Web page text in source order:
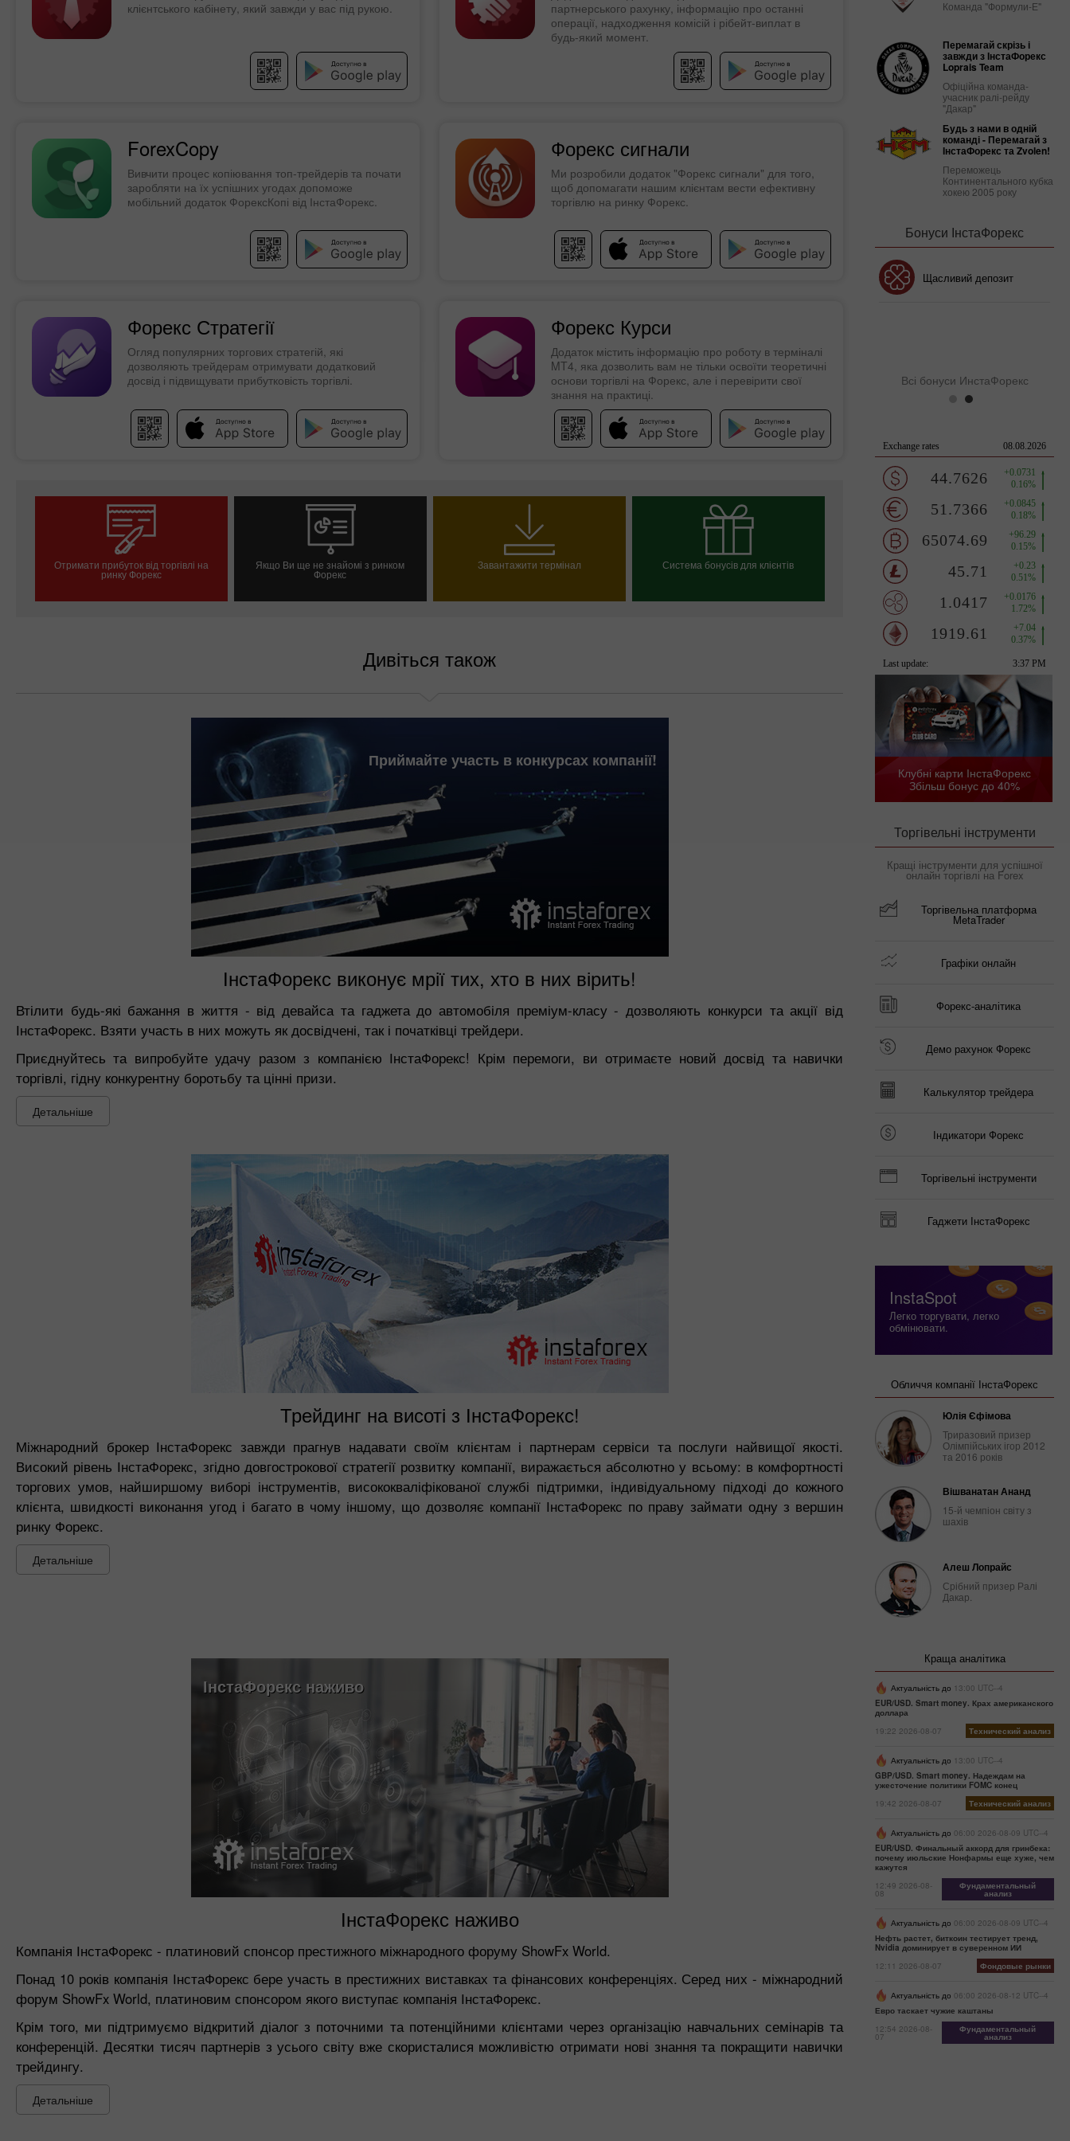
клієнтського кабінету, який завжди у вас під рукою.
партнерського рахунку, інформацію про останні
операції, надходження комісій і рібейт-виплат в
будь-який момент.
ForexCopy
Вивчити процес копіювання топ-трейдерів та почати
заробляти на їх успішних угодах допоможе
мобільний додаток ФорексКопі від ІнстаФорекс.
Форекс сигнали
Ми розробили додаток "Форекс сигнали" для того,
щоб допомагати нашим клієнтам вести ефективну
торгівлю на ринку Форекс.
Форекс Стратегії
Огляд популярних торгових стратегій, які
дозволяють трейдерам отримувати додатковий
досвід і підвищувати прибутковість торгівлі.
Форекс Курси
Додаток містить інформацію про роботу в терміналі
MT4, яка дозволить вам не тільки освоїти теоретичні
основи торгівлі на Форекс, але і перевірити свої
знання на практиці.
Отримати прибуток від торгівлі на
ринку Форекс
Якщо Ви ще не знайомі з ринком
Форекс
Завантажити термінал Система бонусів для клієнтів
Дивіться також
Приймайте участь в конкурсах компанії!
ІнстаФорекс виконує мрії тих, хто в них вірить!
Втілити будь-які бажання в життя - від девайса та гаджета до автомобіля преміум-класу - дозволяють конкурси та акції від
ІнстаФорекс. Взяти участь в них можуть як досвідчені, так і початківці трейдери.
Приєднуйтесь та випробуйте удачу разом з компанією ІнстаФорекс! Крім перемоги, ви отримаєте новий досвід та навички
торгівлі, гідну конкурентну боротьбу та цінні призи.
Детальніше
Трейдинг на висоті з ІнстаФорекс!
Міжнародний брокер ІнстаФорекс завжди прагнув надавати своїм клієнтам і партнерам сервіси та послуги найвищої якості.
Високий рівень ІнстаФорекс, згідно довгострокової стратегії розвитку компанії, виражається абсолютно у всьому: в комфортності
торгових умов, найширшому виборі інструментів, висококваліфікованої службі підтримки, індивідуальному підході до кожного
клієнта, швидкості виконання угод і багато в чому іншому, що дозволяє компанії ІнстаФорекс по праву займати одну з вершин
ринку Форекс.
Детальніше
ІнстаФорекс наживо
ІнстаФорекс наживо
Компанія ІнстаФорекс - платиновий спонсор престижного міжнародного форуму ShowFx World.
Понад 10 років компанія ІнстаФорекс бере участь в престижних виставках та фінансових конференціях. Серед них - міжнародний
форум ShowFx World, платиновим спонсором якого виступає компанія ІнстаФорекс.
Крім того, ми підтримуємо відкритий діалог з поточними та потенційними клієнтами через організацію навчальних семінарів та
конференцій. Десятки тисяч партнерів з усього світу вже скористалися можливістю отримати нові знання та покращити навички
трейдингу.
Детальніше
Команда "Формули-Е"
Перемагай скрізь і
завжди з ІнстаФорекс
Loprais Team
Офіційна команда-
учасник ралі-рейду
"Дакар"
Будь з нами в одній
команді - Перемагай з
ІнстаФорекс та Zvolen!
Переможець
Континентального кубка
хокею 2005 року
Бонуси ІнстаФорекс
Клубний бонус
Щасливий депозит
Всі бонуси ИнстаФорекс
Клубні карти ІнстаФорекс
Збільш бонус до 40%
Торгівельні інструменти
Кращі інструменти для успішної
онлайн торгівлі на Forex
Торгівельна платформа
MetaTrader
Графіки онлайн
Форекс-аналітика
Демо рахунок Форекс
Калькулятор трейдера
Індикатори Форекс
Торгівельні інструменти
Гаджети ІнстаФорекс
InstaSpot
Легко торгувати, легко
обмінювати.
Обличчя компанії ІнстаФорекс
Юлія Єфімова
Триразовий призер
Олімпійських ігор 2012
та 2016 років
Вішванатан Ананд
15-й чемпіон світу з
шахів
Алеш Лопрайс
Срібний призер Ралі
Дакар.
Краща аналітика
Актуальність до 13:00 UTC--4
EUR/USD. Smart money. Крах американского
доллара
19:22 2026-08-07
Технический анализ
Актуальність до 13:00 UTC--4
GBP/USD. Smart money. Надеждам на
ужесточение политики FOMC конец
19:42 2026-08-07
Технический анализ
Актуальність до 06:00 2026-08-09 UTC--4
EUR/USD. Финальный аккорд для гринбека:
почему июльские Нонфармы еще хуже, чем
кажутся
12:49 2026-08-
08
Фундаментальный
анализ
Актуальність до 06:00 2026-08-09 UTC--4
Нефть растет, биткоин тестирует тренд,
Nvidia доминирует в суверенном ИИ
12:11 2026-08-07
Фондовые рынки
Актуальність до 06:00 2026-08-12 UTC--4
Евро таскает чужие каштаны
12:54 2026-08-
07
Фундаментальный
анализ